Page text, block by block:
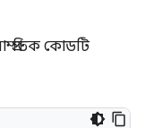
কোডটি